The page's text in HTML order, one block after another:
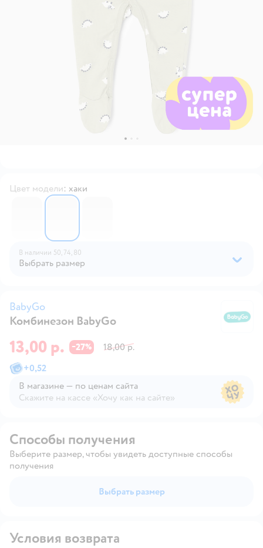
Цвет модели: хаки
67491286749129
В наличии 50, 74, 80
Выбрать размер
BabyGo
Комбинезон BabyGo
13,00 р. −27%
18,00 р.
+0,52
В магазине — по ценам сайта
Скажите на кассе «Хочу как на сайте»
Способы получения
Выберите размер, чтобы увидеть доступные способы
получения
Выбрать размер
Условия возврата